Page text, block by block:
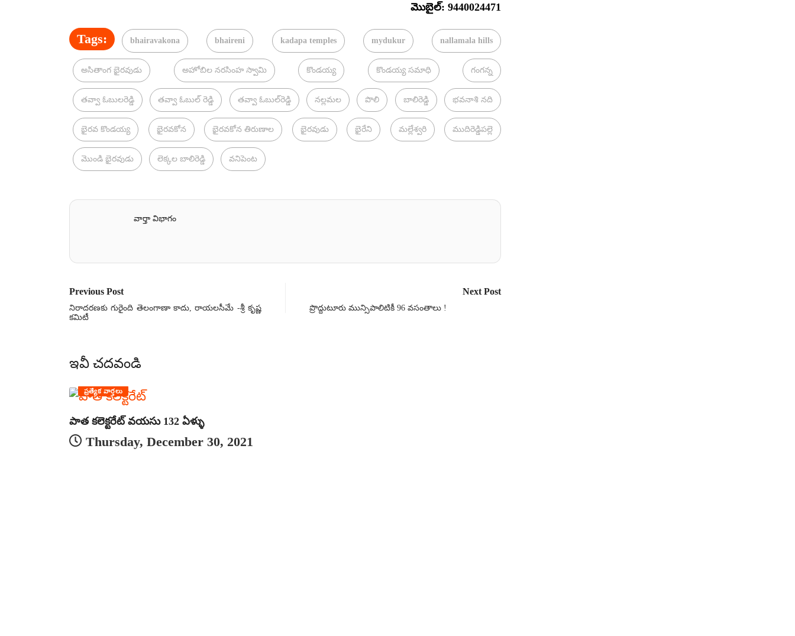
మొబైల్: 9440024471
Tags: bhairavakona bhaireni kadapa temples mydukur nallamala hills
అసితాంగ భైరవుడు అహోబిల నరసింహ స్వామి కొండయ్య కొండయ్య సమాధి గంగన్న
తవ్వా ఓబులరెడ్డి తవ్వా ఓబుల్ రెడ్డి తవ్వా ఓబుల్‌రెడ్డి నల్లమల పొలి బాలిరెడ్డి భవనాశి నది
భైరవ కొండయ్య భైరవకోన భైరవకోన తిరుణాల భైరవుడు భైరేని మల్లేశ్వరి ముదిరెడ్డిపల్లె
మొండి భైరవుడు లెక్కల బాలిరెడ్డి వనిపెంట
వార్తా విభాగం
Previous Post
నిరాదరణకు గురైంది తెలంగాణా కాదు, రాయలసీమే -శ్రీ కృష్ణ
కమిటీ
Next Post
ప్రొద్దుటూరు మున్సిపాలిటికీ 96 వసంతాలు !
ఇవీ చదవండి
ప్రత్యేక వార్తలు
పాత కలెక్టరేట్ వయసు 132 ఏళ్ళు
Thursday, December 30, 2021